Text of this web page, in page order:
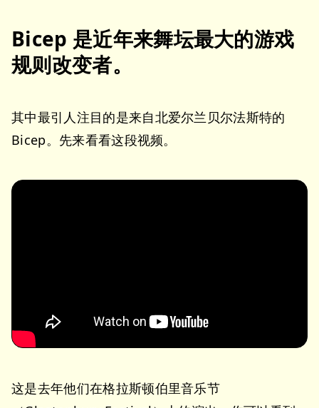
Bicep 是近年来舞坛最大的游戏
规则改变者。
其中最引人注目的是来自北爱尔兰贝尔法斯特的
Bicep。先来看看这段视频。
这是去年他们在格拉斯顿伯里音乐节